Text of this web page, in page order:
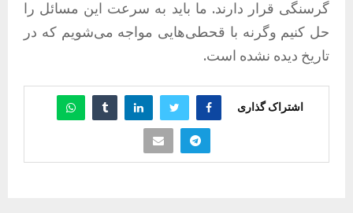
گرسنگی قرار دارند. ما باید به سرعت این مسائل را
حل کنیم وگرنه با قحطی‌هایی مواجه می‌شویم که در
تاریخ دیده نشده است.
اشتراک گذاری